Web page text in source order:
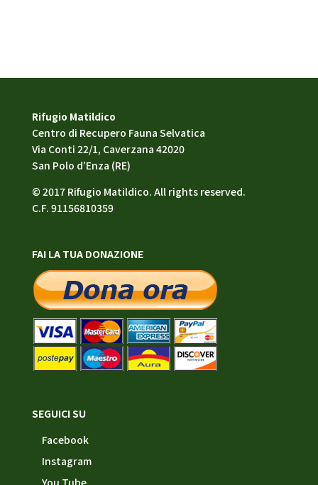
Rifugio Matildico
Centro di Recupero Fauna Selvatica
Via Conti 22/1, Caverzana 42020
San Polo d’Enza (RE)
© 2017 Rifugio Matildico. All rights reserved.
C.F. 91156810359
FAI LA TUA DONAZIONE
SEGUICI SU
Facebook
Instagram
You Tube